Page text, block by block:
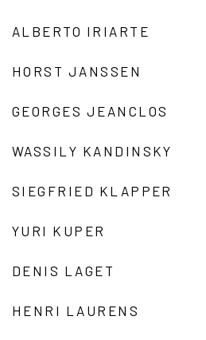
ALBERTO IRIARTE
HORST JANSSEN
GEORGES JEANCLOS
WASSILY KANDINSKY
SIEGFRIED KLAPPER
YURI KUPER
DENIS LAGET
HENRI LAURENS